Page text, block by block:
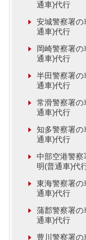
通車)代行
安城警察署の
通車)代行
岡崎警察署
通車)代行
半田警察署の
通車)代行
常滑警察署の
通車)代行
知多警察署の
通車)代行
中部空港警察
明(普通車)代
東海警察署の
通車)代行
蒲郡警察署の
通車)代行
豊川警察署の